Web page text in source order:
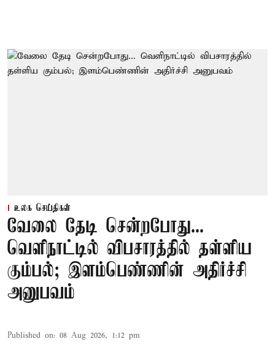
உலக செய்திகள்
வேலை தேடி சென்றபோது...
வெளிநாட்டில் விபசாரத்தில் தள்ளிய
கும்பல்; இளம்பெண்ணின் அதிர்ச்சி
அனுபவம்
Published on: 08 Aug 2026, 1:12 pm